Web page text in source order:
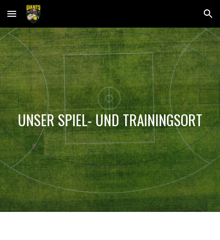
Skip to main content Skip to navigation
UNSER SPIEL- UND TRAININGSORT